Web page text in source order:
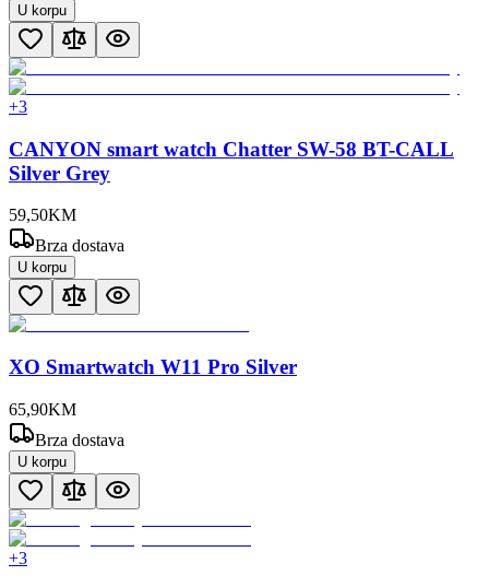
U korpu
+3
CANYON smart watch Chatter SW-58 BT-CALL
Silver Grey
59,50KM
Brza dostava
U korpu
XO Smartwatch W11 Pro Silver
65,90KM
Brza dostava
U korpu
+3